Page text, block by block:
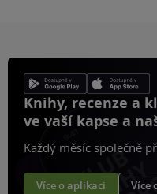
Knihy, recenze a
ve vaší kapse a
Každý měsíc společně
Více o aplikaci Více